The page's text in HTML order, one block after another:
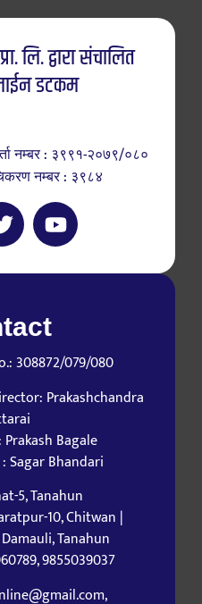
लि. द्वारा संचालित
डटकम
नम्बर : ३९९१-२०७९/०८०
नम्बर : ३९८४
308872/079/080
Prakashchandra
Bagale
Sagar Bhandari
5, Tanahun
10, Chitwan |
Tanahun
9855039037